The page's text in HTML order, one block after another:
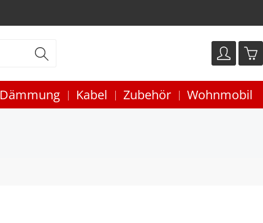
Dämmung Kabel Zubehör Wohnmobil